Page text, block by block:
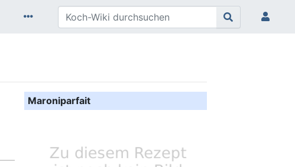
Maroniparfait